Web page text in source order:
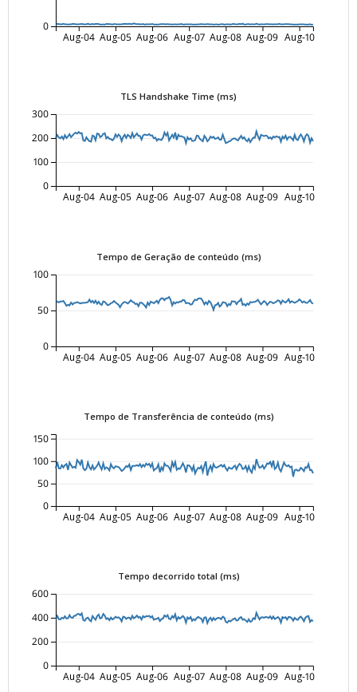
Aug-04 Aug-05 Aug-06 Aug-07 Aug-08 Aug-09 Aug-10
0
TLS Handshake Time (ms)
Aug-04 Aug-05 Aug-06 Aug-07 Aug-08 Aug-09 Aug-10
0
100
200
300
Tempo de Geração de conteúdo (ms)
Aug-04 Aug-05 Aug-06 Aug-07 Aug-08 Aug-09 Aug-10
0
50
100
Tempo de Transferência de conteúdo (ms)
Aug-04 Aug-05 Aug-06 Aug-07 Aug-08 Aug-09 Aug-10
0
50
100
150
Tempo decorrido total (ms)
Aug-04 Aug-05 Aug-06 Aug-07 Aug-08 Aug-09 Aug-10
0
200
400
600